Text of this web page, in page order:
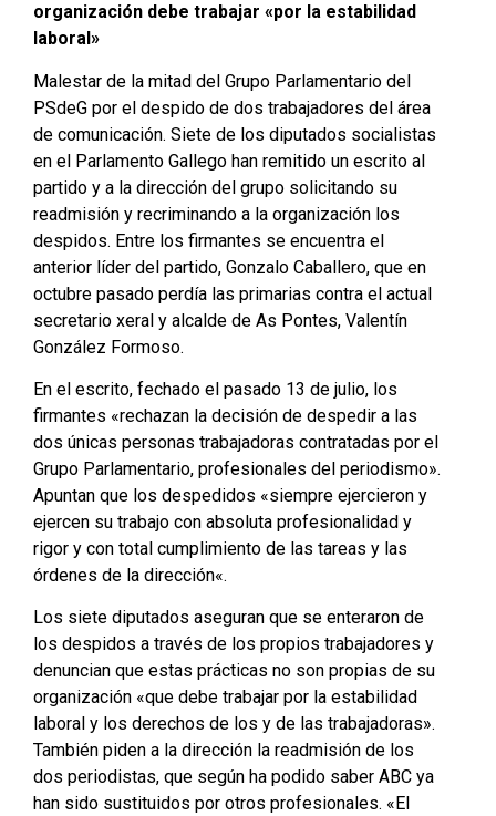
organización debe trabajar «por la estabilidad
laboral»
Malestar de la mitad del Grupo Parlamentario del
PSdeG por el despido de dos trabajadores del área
de comunicación. Siete de los diputados socialistas
en el Parlamento Gallego han remitido un escrito al
partido y a la dirección del grupo solicitando su
readmisión y recriminando a la organización los
despidos. Entre los firmantes se encuentra el
anterior líder del partido, Gonzalo Caballero, que en
octubre pasado perdía las primarias contra el actual
secretario xeral y alcalde de As Pontes, Valentín
González Formoso.
En el escrito, fechado el pasado 13 de julio, los
firmantes «rechazan la decisión de despedir a las
dos únicas personas trabajadoras contratadas por el
Grupo Parlamentario, profesionales del periodismo».
Apuntan que los despedidos «siempre ejercieron y
ejercen su trabajo con absoluta profesionalidad y
rigor y con total cumplimiento de las tareas y las
órdenes de la dirección«.
Los siete diputados aseguran que se enteraron de
los despidos a través de los propios trabajadores y
denuncian que estas prácticas no son propias de su
organización «que debe trabajar por la estabilidad
laboral y los derechos de los y de las trabajadoras».
También piden a la dirección la readmisión de los
dos periodistas, que según ha podido saber ABC ya
han sido sustituidos por otros profesionales. «El